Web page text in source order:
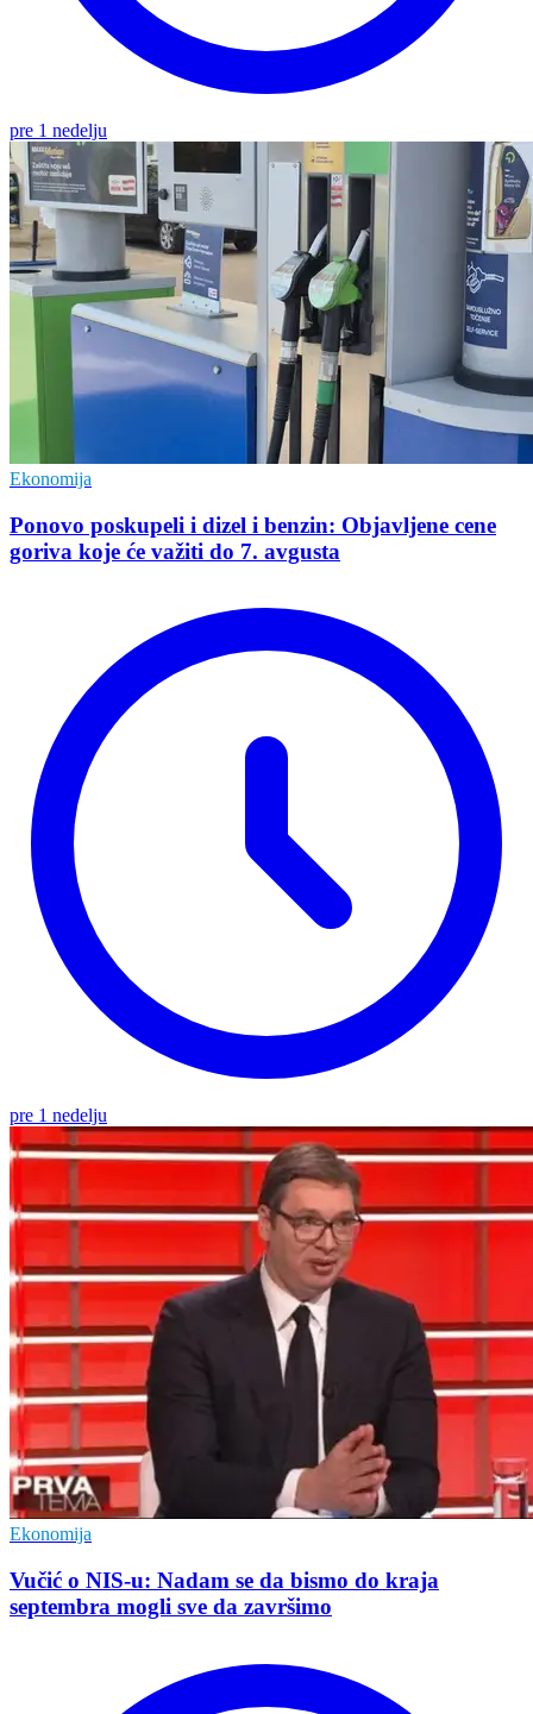
pre 1 nedelju
Ekonomija
Ponovo poskupeli i dizel i benzin: Objavljene cene
goriva koje će važiti do 7. avgusta
pre 1 nedelju
Ekonomija
Vučić o NIS-u: Nadam se da bismo do kraja
septembra mogli sve da završimo